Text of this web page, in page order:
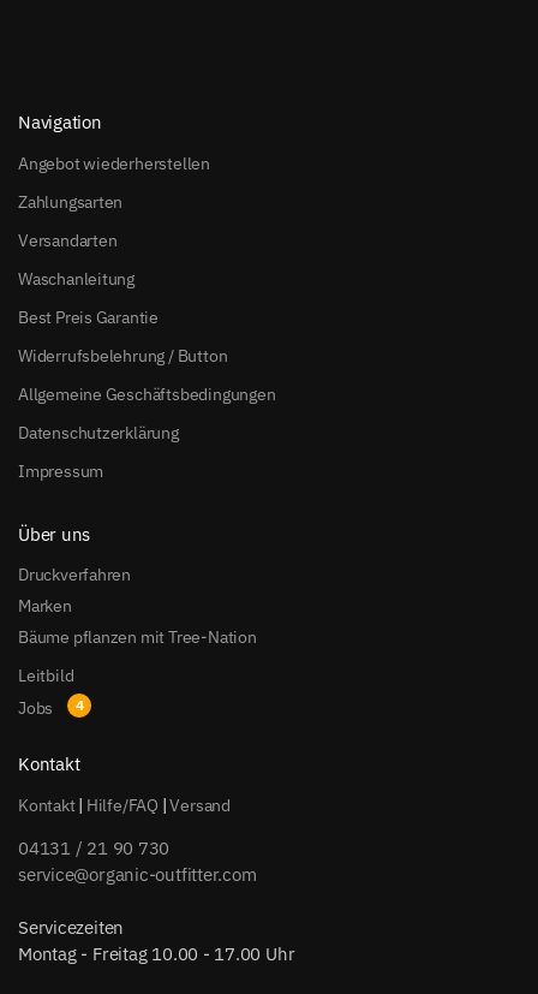
Navigation
Angebot wiederherstellen
Zahlungsarten
Versandarten
Waschanleitung
Best Preis Garantie
Widerrufsbelehrung / Button
Allgemeine Geschäftsbedingungen
Datenschutzerklärung
Impressum
Über uns
Druckverfahren
Marken
Bäume pflanzen mit Tree-Nation
Leitbild
Jobs
Kontakt
Kontakt| Hilfe/FAQ |Versand
04131 / 21 90 730
service@organic-outfitter.com
Servicezeiten
Montag - Freitag 10.00 - 17.00 Uhr